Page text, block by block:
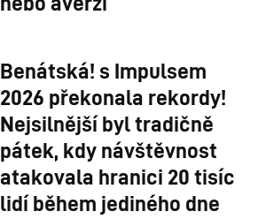
Benátská! s Impulsem
2026 překonala rekordy!
Nejsilnější byl tradičně
pátek, kdy návštěvnost
atakovala hranici 20 tisíc
lidí během jediného dne